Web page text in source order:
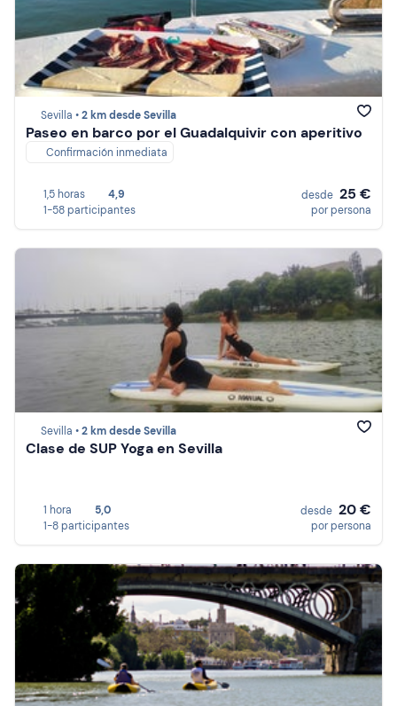
Sevilla •2 km desde Sevilla
Paseo en barco por el Guadalquivir con aperitivo
Confirmación inmediata
1,5 horas
4,9
1-58 participantes
desde 25 €
por persona
Sevilla •2 km desde Sevilla
Clase de SUP Yoga en Sevilla
1 hora
5,0
1-8 participantes
desde 20 €
por persona